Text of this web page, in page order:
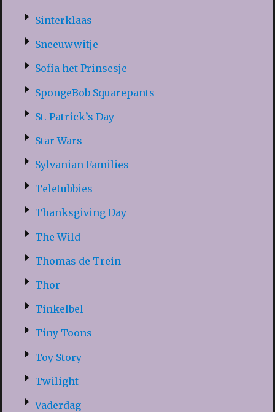
Sinterklaas
Sneeuwwitje
Sofia het Prinsesje
SpongeBob Squarepants
St. Patrick’s Day
Star Wars
Sylvanian Families
Teletubbies
Thanksgiving Day
The Wild
Thomas de Trein
Thor
Tinkelbel
Tiny Toons
Toy Story
Twilight
Vaderdag